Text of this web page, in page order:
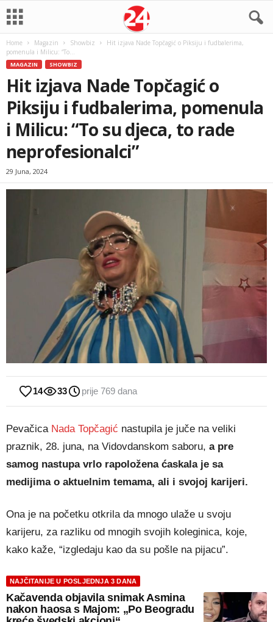
Home Magazin Showbiz
Hit izjava Nade Topčagić o Piksiju i fudbalerima,
pomenula i Milicu: “To...
MAGAZIN SHOWBIZ
Hit izjava Nade Topčagić o
Piksiju i fudbalerima, pomenula
i Milicu: “To su djeca, to rade
neprofesionalci”
29 Juna, 2024
14 33 prije 769 dana
Pevačica Nada Topčagić nastupila je juče na veliki
praznik, 28. juna, na Vidovdanskom saboru, a pre
samog nastupa vrlo rapoložena ćaskala je sa
medijima o aktuelnim temama, ali i svojoj karijeri.
Ona je na početku otkrila da mnogo ulaže u svoju
karijeru, za razliku od mnogih svojih koleginica, koje,
kako kaže, “izgledaju kao da su pošle na pijacu”.
NAJČITANIJE U POSLJEDNJA 3 DANA
Kačavenda objavila snimak Asmina
nakon haosa s Majom: „Po Beogradu